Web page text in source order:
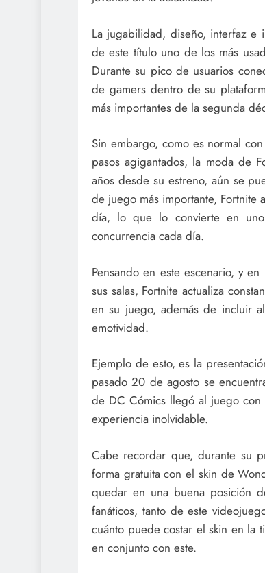
La jugabilidad, diseño, interfaz e
de este título uno de los más
Durante su pico de usuarios
de gamers dentro de su
más importantes de la segunda
Sin embargo, como es normal
pasos agigantados, la moda de
años desde su estreno, aún se
de juego más importante,
día, lo que lo convierte en
concurrencia cada día.
Pensando en este escenario, y
sus salas, Fortnite actualiza
en su juego, además de incluir
emotividad.
Ejemplo de esto, es la
pasado 20 de agosto se
de DC Cómics llegó al juego con
experiencia inolvidable.
Cabe recordar que, durante su
forma gratuita con el skin de
quedar en una buena posición
fanáticos, tanto de este
cuánto puede costar el skin en la
en conjunto con este.